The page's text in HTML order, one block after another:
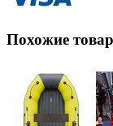
Похожие